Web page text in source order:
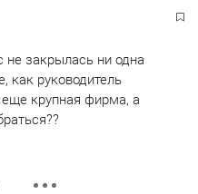
не закрылась ни одна
как руководитель
еще крупная фирма, а